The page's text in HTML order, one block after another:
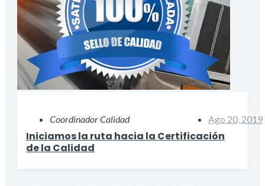
Coordinador Calidad Ago 20, 2019
Iniciamos la ruta hacia la Certificación
de la Calidad